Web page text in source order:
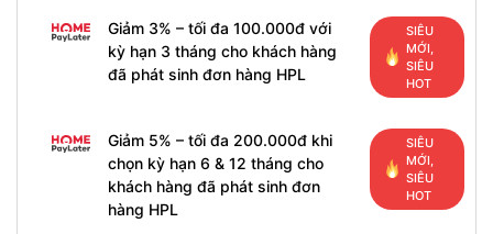
Giảm 3% – tối đa 100.000đ với
kỳ hạn 3 tháng cho khách hàng
đã phát sinh đơn hàng HPL
SIÊU
MỚI,
SIÊU
HOT
Giảm 5% – tối đa 200.000đ khi
chọn kỳ hạn 6 & 12 tháng cho
khách hàng đã phát sinh đơn
hàng HPL
SIÊU
MỚI,
SIÊU
HOT